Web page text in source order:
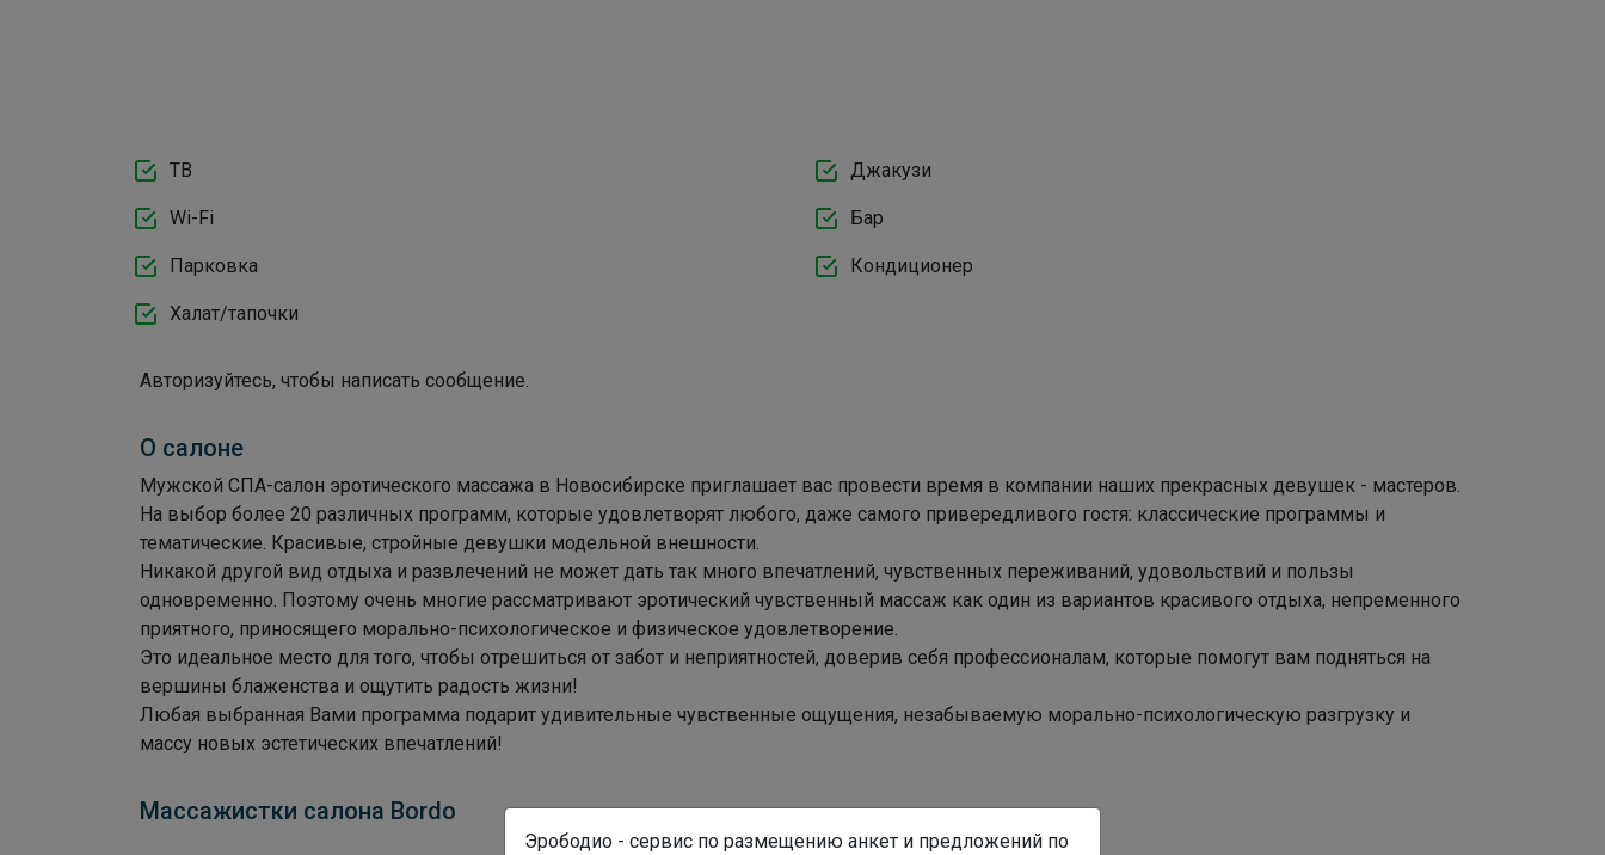
ТВ Джакузи
Wi-Fi Бар
Парковка Кондиционер
Халат/тапочки
Авторизуйтесь, чтобы написать сообщение.
О салоне
Мужской СПА-салон эротического массажа в Новосибирске приглашает вас провести время в компании наших прекрасных девушек - мастеров.
На выбор более 20 различных программ, которые удовлетворят любого, даже самого привередливого гостя: классические программы и
тематические. Красивые, стройные девушки модельной внешности.
Никакой другой вид отдыха и развлечений не может дать так много впечатлений, чувственных переживаний, удовольствий и пользы
одновременно. Поэтому очень многие рассматривают эротический чувственный массаж как один из вариантов красивого отдыха, непременного
приятного, приносящего морально-психологическое и физическое удовлетворение.
Это идеальное место для того, чтобы отрешиться от забот и неприятностей, доверив себя профессионалам, которые помогут вам подняться на
вершины блаженства и ощутить радость жизни!
Любая выбранная Вами программа подарит удивительные чувственные ощущения, незабываемую морально-психологическую разгрузку и
массу новых эстетических впечатлений!
Массажистки салона Bordo
Эрободио - сервис по размещению анкет и предложений по